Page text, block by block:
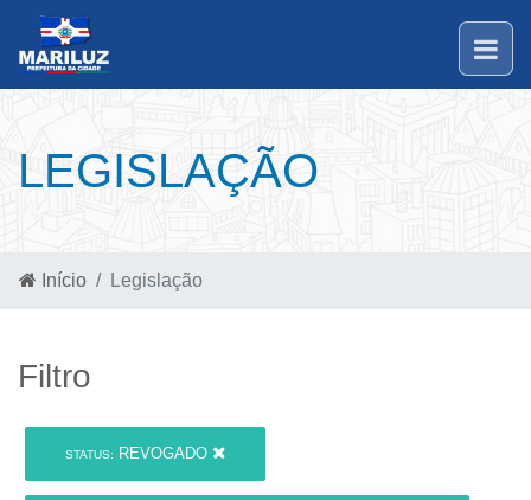
LEGISLAÇÃO
Início Legislação
Filtro
STATUS: REVOGADO